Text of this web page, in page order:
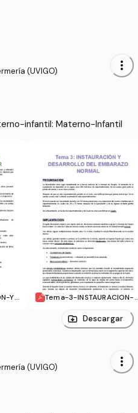
(UVIGO) more_vert
infantil: Materno-Infantil
Y-
Tema-3-INSTAURACION-Y
RAZO-NORMAL.pdf
Descargar
(UVIGO) more_vert